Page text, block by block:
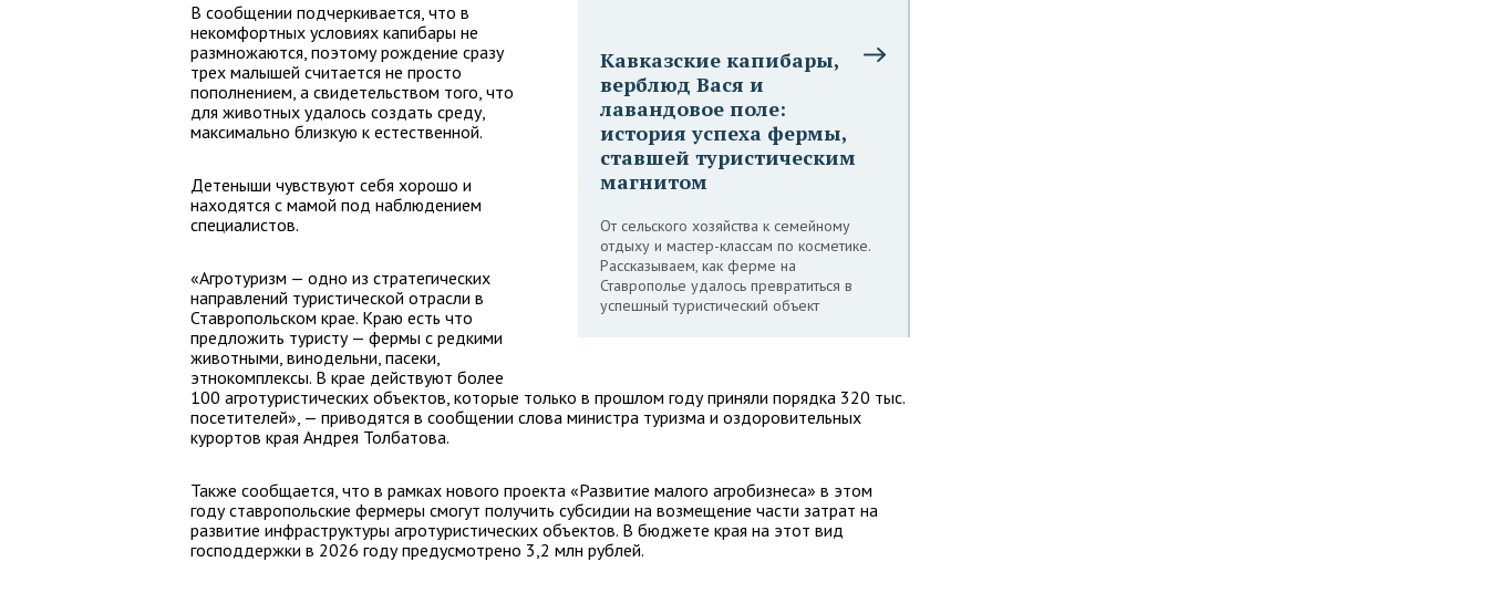
Кавказские капибары,
верблюд Вася и
лавандовое поле:
история успеха фермы,
ставшей туристическим
магнитом
От сельского хозяйства к семейному
отдыху и мастер-классам по косметике.
Рассказываем, как ферме на
Ставрополье удалось превратиться в
успешный туристический объект
В сообщении подчеркивается, что в
некомфортных условиях капибары не
размножаются, поэтому рождение сразу
трех малышей считается не просто
пополнением, а свидетельством того, что
для животных удалось создать среду,
максимально близкую к естественной.
Детеныши чувствуют себя хорошо и
находятся с мамой под наблюдением
специалистов.
«Агротуризм — одно из стратегических
направлений туристической отрасли в
Ставропольском крае. Краю есть что
предложить туристу — фермы с редкими
животными, винодельни, пасеки,
этнокомплексы. В крае действуют более
100 агротуристических объектов, которые только в прошлом году приняли порядка 320 тыс.
посетителей», — приводятся в сообщении слова министра туризма и оздоровительных
курортов края Андрея Толбатова.
Также сообщается, что в рамках нового проекта «Развитие малого агробизнеса» в этом
году ставропольские фермеры смогут получить субсидии на возмещение части затрат на
развитие инфраструктуры агротуристических объектов. В бюджете края на этот вид
господдержки в 2026 году предусмотрено 3,2 млн рублей.